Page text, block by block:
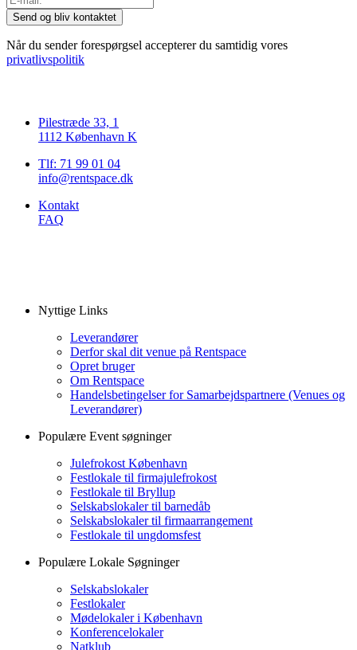
Når du sender forespørgsel accepterer du samtidig vores
privatlivspolitik
Pilestræde 33, 1
1112 København K
Tlf: 71 99 01 04
info@rentspace.dk
Kontakt
FAQ
Nyttige Links
Leverandører
Derfor skal dit venue på Rentspace
Opret bruger
Om Rentspace
Handelsbetingelser for Samarbejdspartnere (Venues og
Leverandører)
Populære Event søgninger
Julefrokost København
Festlokale til firmajulefrokost
Festlokale til Bryllup
Selskabslokaler til barnedåb
Selskabslokaler til firmaarrangement
Festlokale til ungdomsfest
Populære Lokale Søgninger
Selskabslokaler
Festlokaler
Mødelokaler i København
Konferencelokaler
Natklub